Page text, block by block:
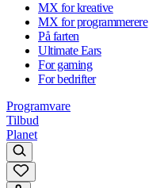
MX for kreative
MX for programmerere
På farten
Ultimate Ears
For gaming
For bedrifter
Programvare
Tilbud
Planet